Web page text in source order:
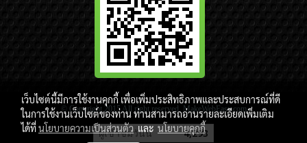
© Copyright 2015 All right reserved. MakeWebEasy.com
ผู้เข้าชมวันนี้ 4,293
เว็บไซต์นี้มีการใช้งานคุกกี้ เพื่อเพิ่มประสิทธิภาพและประสบการณ์ที่ดี
ในการใช้งานเว็บไซต์ของท่าน ท่านสามารถอ่านรายละเอียดเพิ่มเติม
ได้ที่นโยบายความเป็นส่วนตัวและนโยบายคุกกี้